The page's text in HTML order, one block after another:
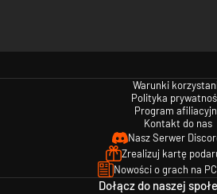
Warunki
Polityka
Program
Kontakt do nas
Nasz Serwer
Zrealizuj kartę
Nowości o grach na
Dołącz do naszej